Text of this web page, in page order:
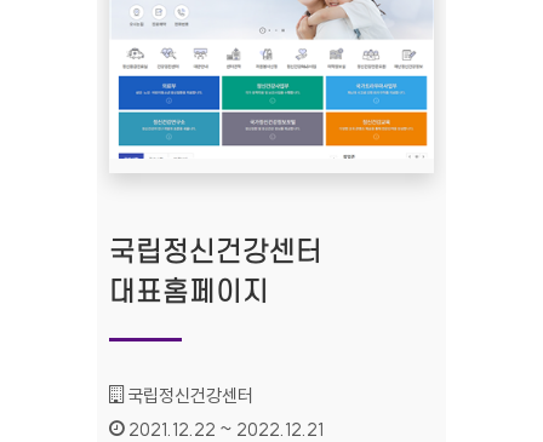
국립정신건강센터
대표홈페이지
기관명 :
국립정신건강센터
인증기간 :
2021.12.22 ~ 2022.12.21